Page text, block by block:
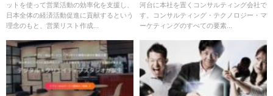
ットを使って営業活動の効率化を支援し、
日本全体の経済活動促進に貢献するという
理念のもと、営業リスト作成...
河台に本社を置くコンサルティング会社で
す。コンサルティング・テクノロジー・マ
ーケティングのすべての要素...